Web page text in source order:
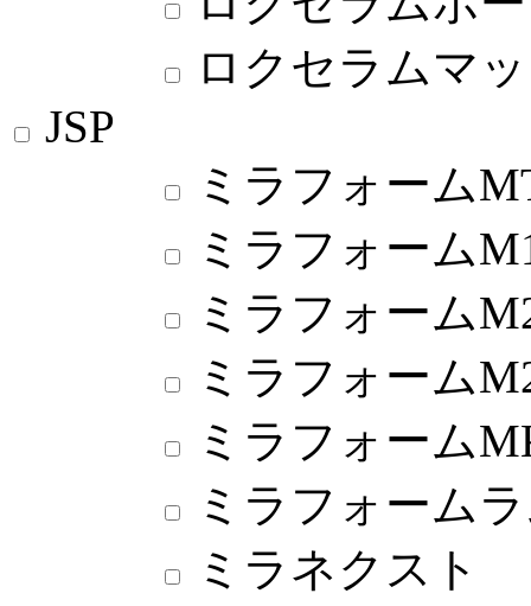
ロクセラムマ
JSP
ミラフォーム
ミラフォーム
ミラフォーム
ミラフォーム
ミラフォーム
ミラフォーム
ミラネクスト